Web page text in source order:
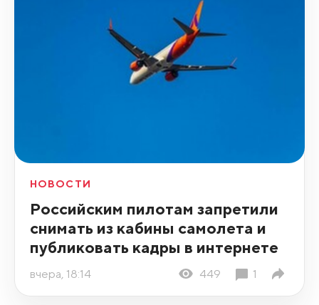
НОВОСТИ
Российским пилотам запретили
снимать из кабины самолета и
публиковать кадры в интернете
вчера, 18:14 449 1